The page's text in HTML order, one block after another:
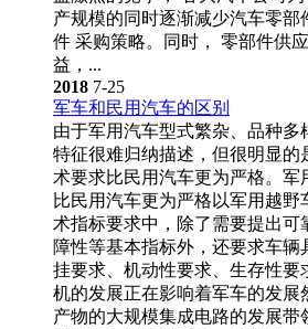
产规模的同时逐渐减少汽车零部
件 采购策略。同时， 零部件
益，...
2018 7-25
军车和民用汽车的区别
由于军用汽车型式繁杂、品种多样
特征很难归纳描述，但很明显的
术要求比民用汽车更为严格。
比民用汽车更为严格以军用越野车
术指标要求中，除了需要提出可靠
障性等基本指标外，还要求车
挂要求、机动性要求、生存性要求
机的发展正在影响着军车的发展
产物的大规模集成电路的发展带领